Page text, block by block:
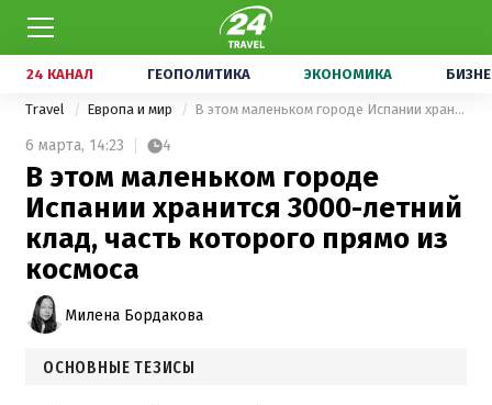
24 КАНАЛ ГЕОПОЛИТИКА ЭКОНОМИКА
Travel Европа и мир В этом маленьком городе Испании хранится 3000-летний клад, часть которого прямо из космоса
6 марта, 14:23 4
В этом маленьком городе
Испании хранится 3000-летний
клад, часть которого прямо из
космоса
Милена Бордакова
ОСНОВНЫЕ ТЕЗИСЫ